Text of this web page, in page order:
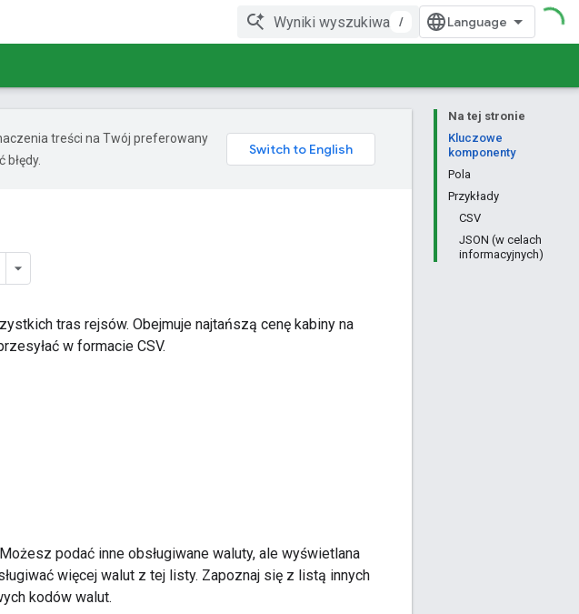
/
Na tej stronie
Kluczowe
komponenty
Pola
Przykłady
CSV
JSON (w celach
informacyjnych)
treści na Twój preferowany
tras rejsów. Obejmuje najtańszą cenę kabiny na
w formacie CSV.
podać inne obsługiwane waluty, ale wyświetlana
więcej walut z tej listy. Zapoznaj się z listą innych
kodów walut.